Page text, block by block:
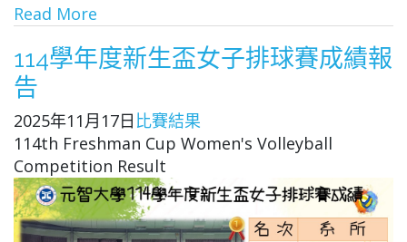
Read More
114學年度新生盃女子排球賽成績報
告
2025年11月17日 比賽結果
114th Freshman Cup Women's Volleyball
Competition Result